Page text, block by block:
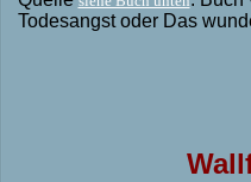
Todesangst oder Das